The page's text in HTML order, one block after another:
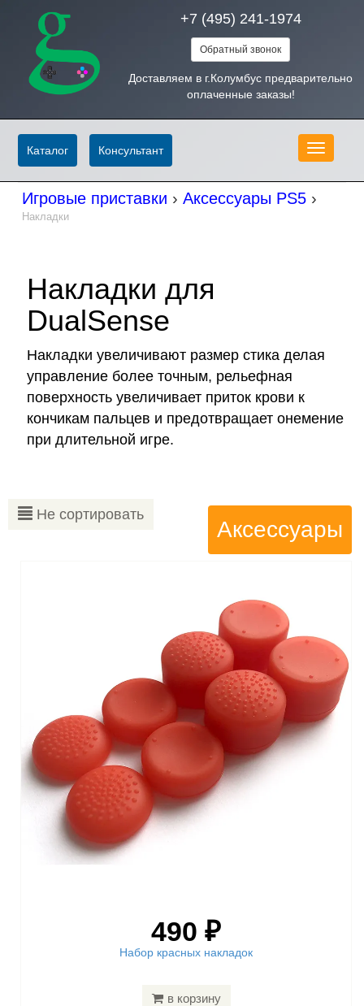
+7 (495) 241-1974
Обратный звонок
Доставляем в г.Колумбус предварительно
оплаченные заказы!
Меню
Каталог Консультант
Игровые приставки ›Аксессуары PS5 ›
Накладки
Накладки для
DualSense
Накладки увеличивают размер стика делая
управление более точным, рельефная
поверхность увеличивает приток крови к
кончикам пальцев и предотвращает онемение
при длительной игре.
Не сортировать
Аксессуары
490 ₽
Набор красных накладок
в корзину